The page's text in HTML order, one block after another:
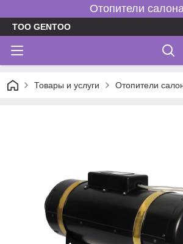
Отопители
TOO GENTOO
Товары и услуги Отопители